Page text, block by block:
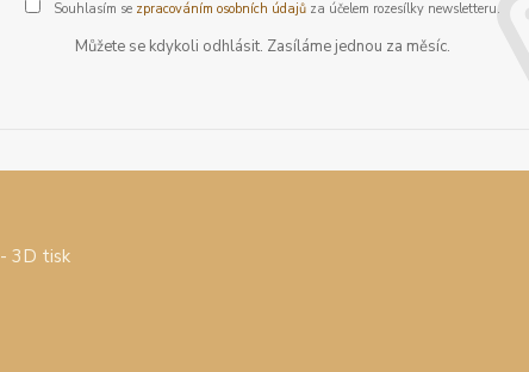
Souhlasím se zpracováním osobních údajůza účelem rozesílky newsletteru.
Můžete se kdykoli odhlásit. Zasíláme jednou za měsíc.
- 3D tisk